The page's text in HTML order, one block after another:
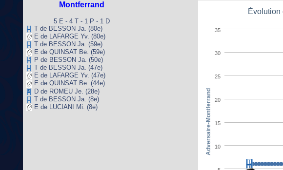
Montferrand
5 E - 4 T - 1 P - 1 D
T de BESSON Ja. (80e)
E de LAFARGE Yv. (80e)
T de BESSON Ja. (59e)
E de QUINSAT Be. (59e)
P de BESSON Ja. (50e)
T de BESSON Ja. (47e)
E de LAFARGE Yv. (47e)
E de QUINSAT Be. (44e)
D de ROMEU Je. (28e)
T de BESSON Ja. (8e)
E de LUCIANI Mi. (8e)
Évolution
10
15
20
25
30
35
Adversaire-Montferrand